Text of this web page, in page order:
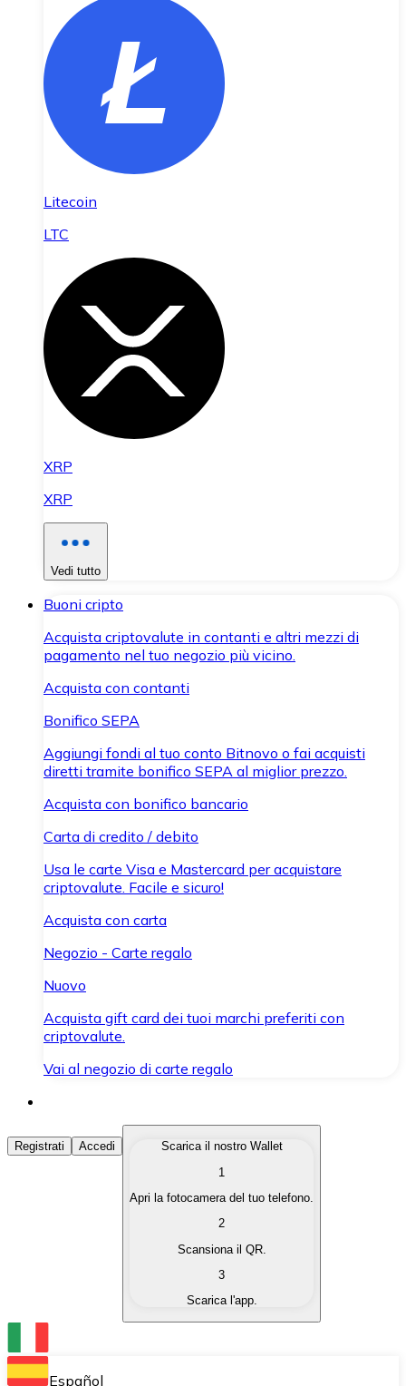
Litecoin
LTC
XRP
XRP
Vedi tutto
Buoni cripto
Acquista criptovalute in contanti e altri mezzi di
pagamento nel tuo negozio più vicino.
Acquista con contanti
Bonifico SEPA
Aggiungi fondi al tuo conto Bitnovo o fai acquisti
diretti tramite bonifico SEPA al miglior prezzo.
Acquista con bonifico bancario
Carta di credito / debito
Usa le carte Visa e Mastercard per acquistare
criptovalute. Facile e sicuro!
Acquista con carta
Negozio - Carte regalo
Nuovo
Acquista gift card dei tuoi marchi preferiti con
criptovalute.
Vai al negozio di carte regalo
Acquista Criptovalute
Acquista le criptovalute che ti interessano in modo
Converti le tue criptovalute in valuta fiat quando ne
Scambia una criptovaluta con un'altra
Conserva le tue cripto in un Wallet self-custodial.
Registrati Accedi
Scarica il nostro Wallet
1
Apri la fotocamera del tuo telefono.
2
Scansiona il QR.
3
Scarica l'app.
Español